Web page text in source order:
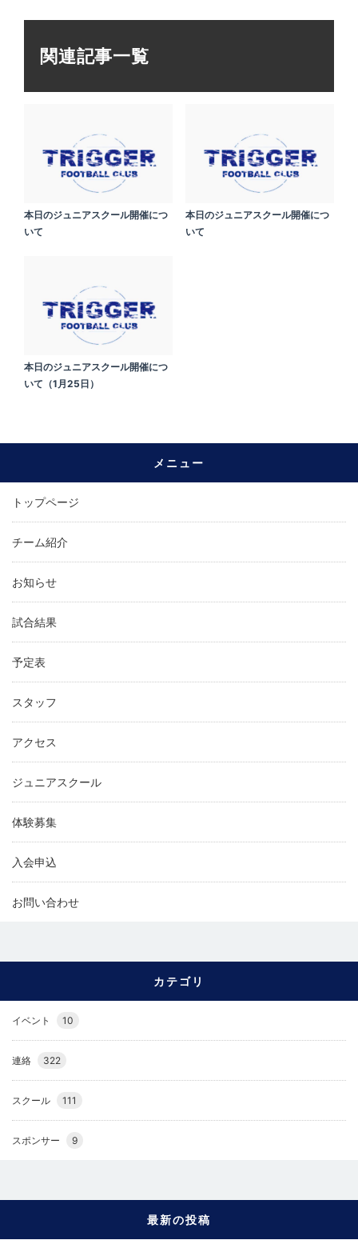
関連記事一覧
本日のジュニアスクール開催につ
いて
本日のジュニアスクール開催につ
いて
本日のジュニアスクール開催につ
いて（1月25日）
メニュー
トップページ
チーム紹介
お知らせ
試合結果
予定表
スタッフ
アクセス
ジュニアスクール
体験募集
入会申込
お問い合わせ
カテゴリ
イベント 10
連絡 322
スクール 111
スポンサー 9
最新の投稿